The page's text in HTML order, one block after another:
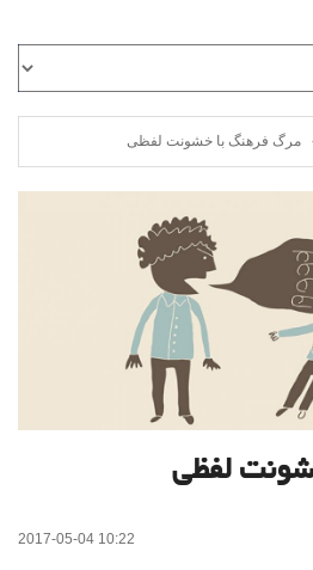
مرگ فرهنگ با خشونت لفظی
لفظی
2017-05-04 10:22